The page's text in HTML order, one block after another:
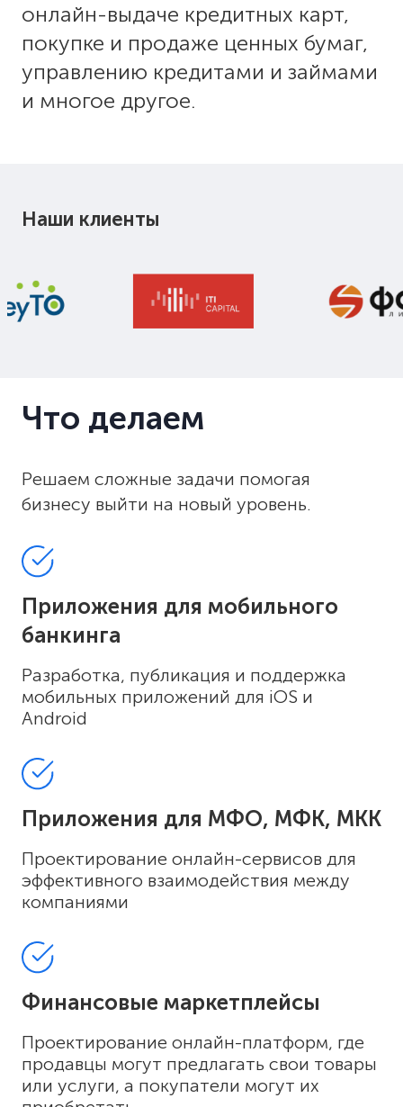
онлайн-выдаче кредитных карт,
покупке и продаже ценных бумаг,
управлению кредитами и займами
и многое другое.
Наши клиенты
Что делаем
Решаем сложные задачи помогая
бизнесу выйти на новый уровень.
Приложения для мобильного
банкинга
Разработка, публикация и поддержка
мобильных приложений для iOS и
Android
Приложения для МФО, МФК, МКК
Проектирование онлайн-сервисов для
эффективного взаимодействия между
компаниями
Финансовые маркетплейсы
Проектирование онлайн-платформ, где
продавцы могут предлагать свои товары
или услуги, а покупатели могут их